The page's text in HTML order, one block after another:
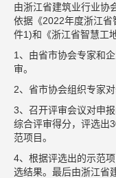
由浙江省建筑业行业协
依据《2022年度浙江
件1)和《浙江省智慧工
1、由省市协会专家和
审。
2、省市协会组织专家
3、召开评审会议对申
综合评审得分，评选出
范项目。
4、根据评选出的示范
选结果。最后由浙江省